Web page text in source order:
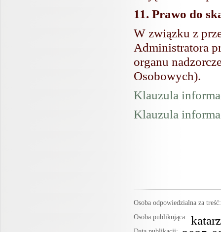
11. Prawo do
W związku z
Administratora
organu
Osobowych).
Klauzula
Klauzula
Osoba odpowiedzialna za
Osoba publikująca: